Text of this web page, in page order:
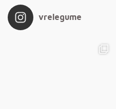
vrelegume